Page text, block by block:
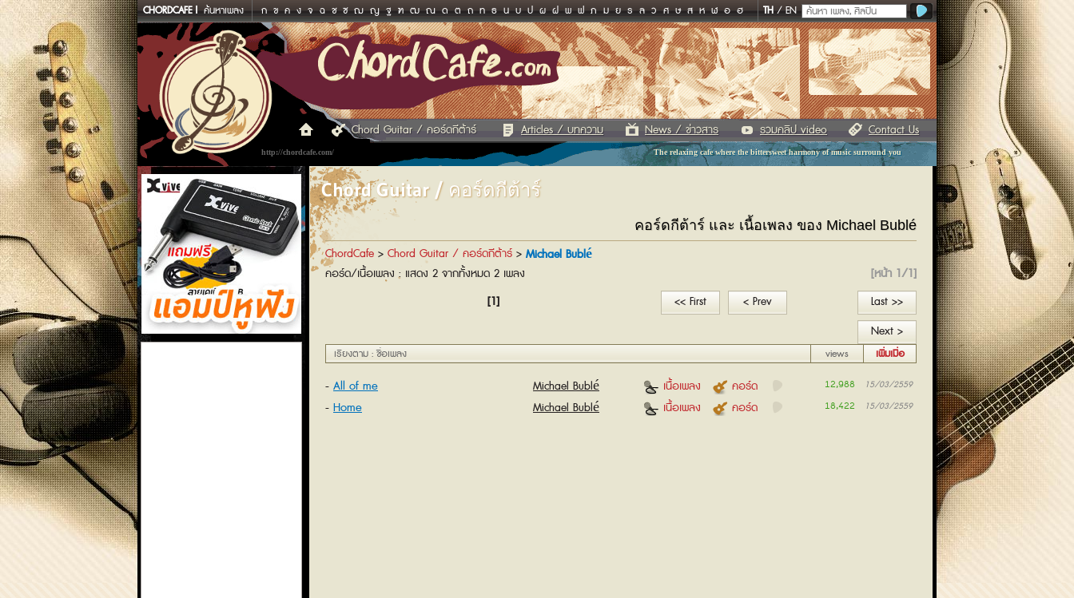
CHORDCAFE ค้นหาเพลง ก ข ค ง จ ฉ ช ซ ฌ ญ ฐ ฑ ฒ ณ ด ต ถ ท ธ น บ ป ผ ฝ พ ฟ ภ ม ย ร ล ว ศ ษ ส ห ฬ อ ฮ TH/EN
The relaxing cafe where the bittersweet harmony of music surround you
http://chordcafe.com/
Chord Guitar / คอร์ดกีต้าร์ Articles / บทความ News / ข่าวสาร รวมคลิป video Contact Us
แอมป์หูฟัง
Chord Guitar / คอร์ดกีต้าร์
คอร์ดกีต้าร์ และ เนื้อเพลง ของ Michael Bublé
ChordCafe > Chord Guitar / คอร์ดกีต้าร์ > Michael Bublé
คอร์ด/เนื้อเพลง : แสดง 2 จากทั้งหมด 2 เพลง
[หน้า 1/1]
<< First
< Prev
[1]
Last >>
Next >
เรียงตาม : ชื่อเพลง เพิ่มเมื่อ
views
All of me Michael Bublé 15/03/2559
12,988
คอร์ด
เนื้อเพลง
Home Michael Bublé 15/03/2559
18,422
คอร์ด
เนื้อเพลง